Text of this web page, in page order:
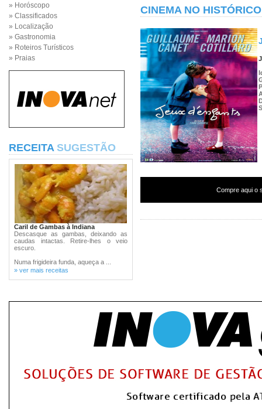
» Horóscopo
» Classificados
» Localização
» Gastronomia
» Roteiros Turísticos
» Praias
RECEITA SUGESTÃO
Caril de Gambas à Indiana
Descasque as gambas, deixando as
caudas intactas. Retire-lhes o veio
escuro.
Numa frigideira funda, aqueça a ...
» ver mais receitas
CINEMA NO HISTÓRICO
Compre aqui o